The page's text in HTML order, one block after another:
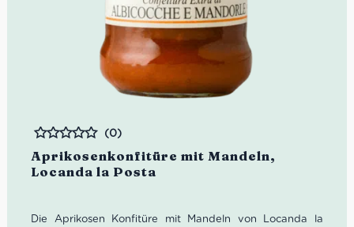
Aprikosenkonfitüre mit Mandeln,
Locanda la Posta
Bewertet
(0)
Die Aprikosen Konfitüre mit Mandeln von Locanda la